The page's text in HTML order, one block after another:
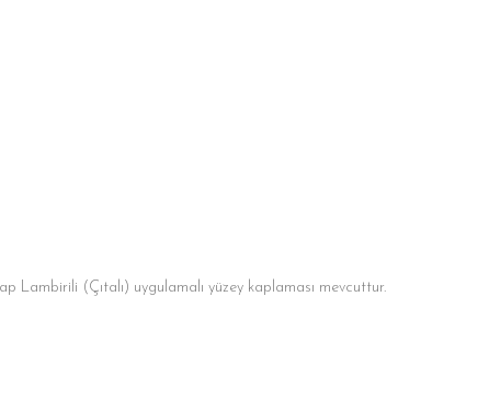
Lambirili (Çıtalı) uygulamalı yüzey kaplaması mevcuttur.